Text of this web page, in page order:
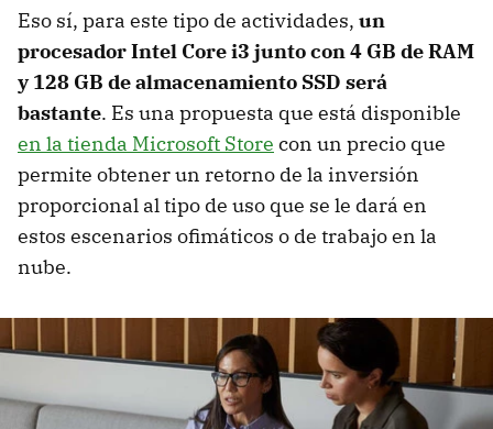
Eso sí, para este tipo de actividades, un
procesador Intel Core i3 junto con 4 GB de RAM
y 128 GB de almacenamiento SSD será
bastante. Es una propuesta que está disponible
en la tienda Microsoft Store con un precio que
permite obtener un retorno de la inversión
proporcional al tipo de uso que se le dará en
estos escenarios ofimáticos o de trabajo en la
nube.